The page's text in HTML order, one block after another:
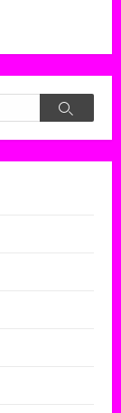
検